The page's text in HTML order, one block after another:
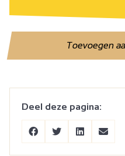
Toevoegen
Deel deze pagina: